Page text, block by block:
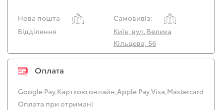
Нова пошта
Самовивіз:
Відділення
Київ, вул. Велика
Кільцева, 56
Оплата
Google Pay,Карткою онлайн,Apple Pay,Visa,Mastercard
Оплата при отримані